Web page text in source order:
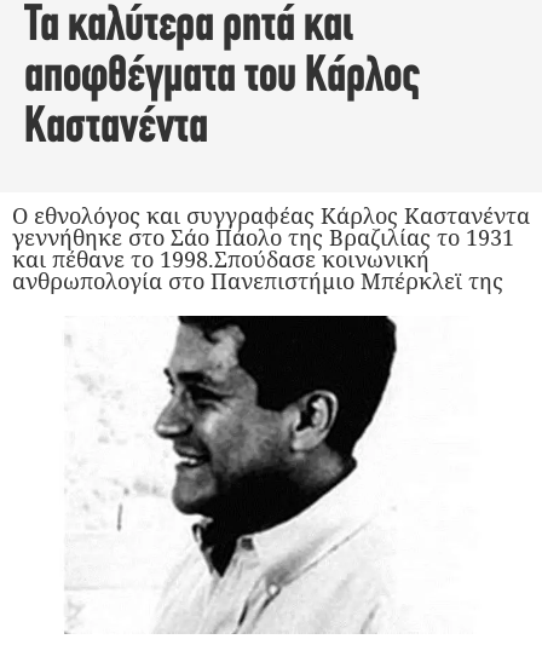
Τα καλύτερα ρητά και
αποφθέγματα του Κάρλος
Καστανέντα
Ο εθνολόγος και συγγραφέας Κάρλος Καστανέντα
γεννήθηκε στο Σάο Πάολο της Βραζιλίας το 1931
και πέθανε το 1998.Σπούδασε κοινωνική
ανθρωπολογία στο Πανεπιστήμιο Μπέρκλεϊ της